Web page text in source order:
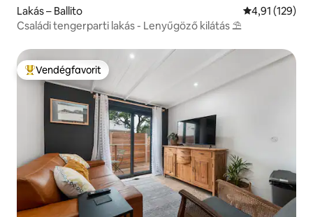
Lakás – Ballito Átlagos
4,91 (129)
Családi tengerparti lakás - Lenyűgöző kilátás ⛱
Kiemelt vendégfavorit
Vendégfavorit